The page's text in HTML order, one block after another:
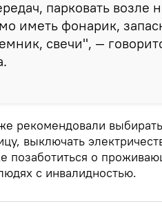
парковать
иметь фонарик,
свечи", —
рекомендовали
выключать
позаботиться о
с инвалидностью.